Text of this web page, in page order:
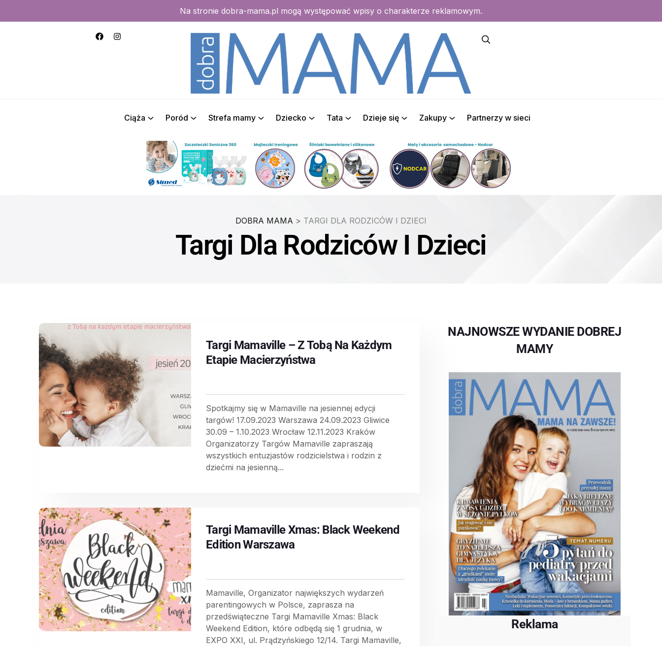
Na stronie dobra-mama.pl mogą występować wpisy o charakterze reklamowym.
Ciąża Poród Strefa mamy Dziecko Tata Dzieje się Zakupy Partnerzy w sieci
DOBRA MAMA > TARGI DLA RODZICÓW I DZIECI
Targi Dla Rodziców I Dzieci
Targi Mamaville – Z Tobą Na Każdym
Etapie Macierzyństwa
Spotkajmy się w Mamaville na jesiennej edycji
targów! 17.09.2023 Warszawa 24.09.2023 Gliwice
30.09 – 1.10.2023 Wrocław 12.11.2023 Kraków
Organizatorzy Targów Mamaville zapraszają
wszystkich entuzjastów rodzicielstwa i rodzin z
dziećmi na jesienną...
Targi Mamaville Xmas: Black Weekend
Edition Warszawa
Mamaville, Organizator największych wydarzeń
parentingowych w Polsce, zaprasza na
przedświąteczne Targi Mamaville Xmas: Black
Weekend Edition, które odbędą się 1 grudnia, w
EXPO XXI, ul. Prądzyńskiego 12/14. Targi Mamaville,
NAJNOWSZE WYDANIE DOBREJ
MAMY
Reklama